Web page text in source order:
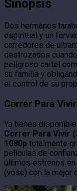
Sinopsis
Dos hermanos
espiritual y un
corredores de
destrozados
peligroso cartel
su familia y
el control de su
Correr Para
Ya tienes
Correr Para Vivir
1080p totalmente
películas de
últimos estrenos
(vose) con la mejor